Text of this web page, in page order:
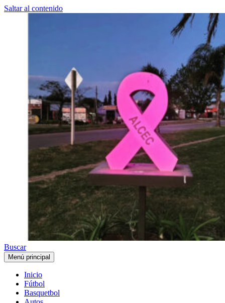
Saltar al contenido
Buscar
Menú principal
Inicio
Fútbol
Basquetbol